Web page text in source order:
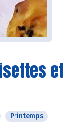
et
Printemps